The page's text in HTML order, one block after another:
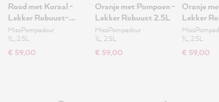
Rood met Koraal -
Lekker Robuust-
muurverf 2.5L
MissPompadour
1L, 2.5L
€ 59,00
Oranje met Pompoen -
Lekker Robuust 2.5L
MissPompadour
1L, 2.5L
€ 59,00
Oranje
Lekker
1L, 2.5L
€ 59,00